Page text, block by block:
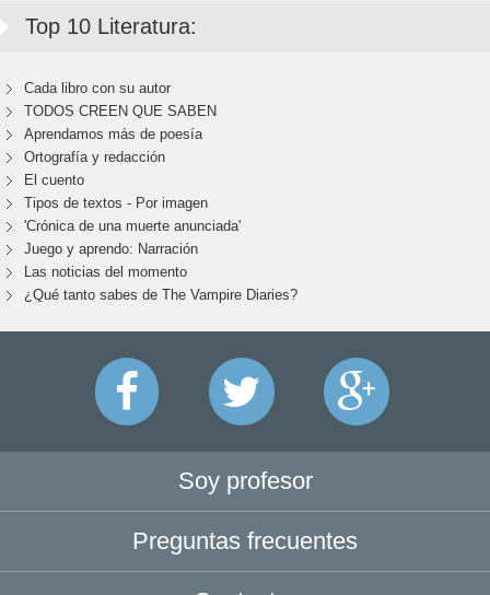
Top 10 Literatura:
Cada libro con su autor
TODOS CREEN QUE SABEN
Aprendamos más de poesía
Ortografía y redacción
El cuento
Tipos de textos - Por imagen
'Crónica de una muerte anunciada'
Juego y aprendo: Narración
Las noticias del momento
¿Qué tanto sabes de The Vampire Diaries?
Soy profesor
Preguntas frecuentes